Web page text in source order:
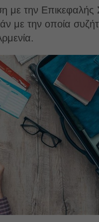
με την
με την οποία